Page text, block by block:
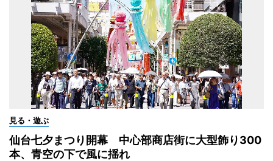
見る・遊ぶ
仙台七夕まつり開幕 中心部商店街に大型飾り300
本、青空の下で風に揺れ